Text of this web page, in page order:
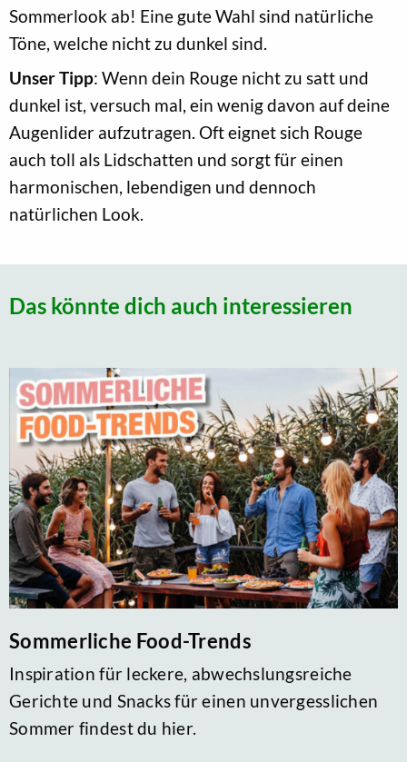
Sommerlook ab! Eine gute Wahl sind natürliche
Töne, welche nicht zu dunkel sind.
Unser Tipp: Wenn dein Rouge nicht zu satt und
dunkel ist, versuch mal, ein wenig davon auf deine
Augenlider aufzutragen. Oft eignet sich Rouge
auch toll als Lidschatten und sorgt für einen
harmonischen, lebendigen und dennoch
natürlichen Look.
Das könnte dich auch interessieren
Sommerliche Food-Trends
Inspiration für leckere, abwechslungsreiche
Gerichte und Snacks für einen unvergesslichen
Sommer findest du hier.